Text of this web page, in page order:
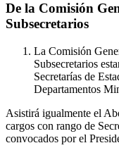
De la Comisión
Subsecretarios
La Comisión
Subsecretarios
Secretarías de
Departamentos
Asistirá igualmente el
cargos con rango de
convocados por el